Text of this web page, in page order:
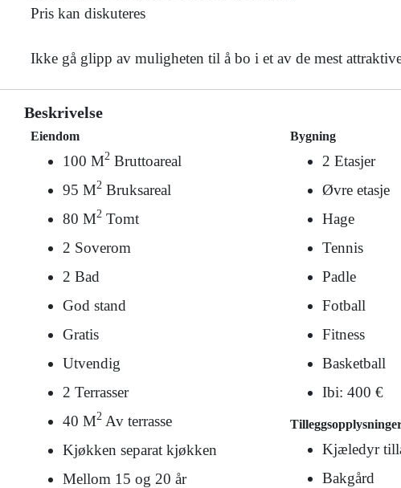
Pris kan diskuteres
Ikke gå glipp av muligheten til å bo i et av de mest
Beskrivelse
Eiendom
100 M2 Bruttoareal
95 M2 Bruksareal
80 M2 Tomt
2 Soverom
2 Bad
God stand
Gratis
Utvendig
2 Terrasser
40 M2 Av terrasse
Kjøkken separat kjøkken
Mellom 15 og 20 år
Bygning
2 Etasjer
Øvre etasje
Hage
Tennis
Padle
Fotball
Fitness
Basketball
Ibi: 400 €
Kjæledyr
Bakgård